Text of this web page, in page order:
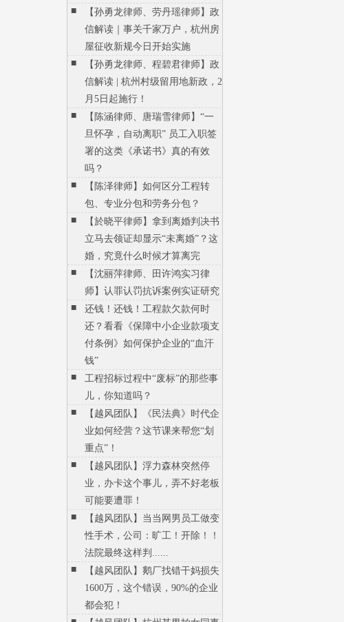
■
【孙勇龙律师、劳丹瑶律师】政
信解读｜事关千家万户，杭州房
屋征收新规今日开始实施
■
【孙勇龙律师、程碧君律师】政
信解读 | 杭州村级留用地新政，2
月5日起施行！
■
【陈涵律师、唐瑞雪律师】“一
旦怀孕，自动离职” 员工入职签
署的这类《承诺书》真的有效
吗？
■
【陈泽律师】如何区分工程转
包、专业分包和劳务分包？
■
【於晓平律师】拿到离婚判决书
立马去领证却显示“未离婚”？这
婚，究竟什么时候才算离完
■
【沈丽萍律师、田许鸿实习律
师】认罪认罚抗诉案例实证研究
■
还钱！还钱！工程款欠款何时
还？看看《保障中小企业款项支
付条例》如何保护企业的“血汗
钱”
■
工程招标过程中“废标”的那些事
儿，你知道吗？
■
【越风团队】《民法典》时代企
业如何经营？这节课来帮您“划
重点”！
■
【越风团队】浮力森林突然停
业，办卡这个事儿，弄不好老板
可能要遭罪！
■
【越风团队】当当网男员工做变
性手术，公司：旷工！开除！！
法院最终这样判......
■
【越风团队】鹅厂找错干妈损失
1600万，这个错误，90%的企业
都会犯！